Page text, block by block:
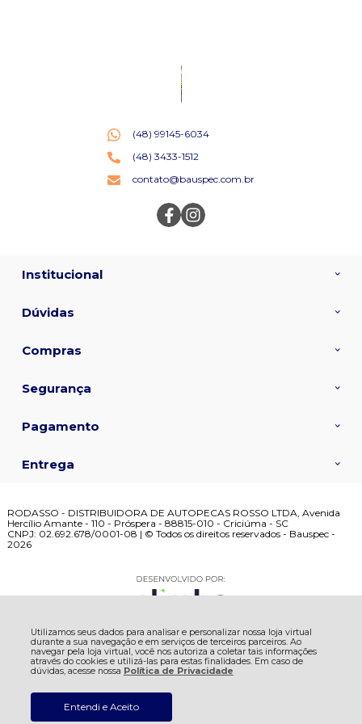
Utilizamos seus dados para analisar e personalizar nossa loja virtual
durante a sua navegação e em serviços de terceiros parceiros. Ao
navegar pela loja virtual, você nos autoriza a coletar tais informações
através do cookies e utilizá-las para estas finalidades. Em caso de
dúvidas, acesse nossa Política de Privacidade
Entendi e Aceito
(48) 99145-6034
(48) 3433-1512
contato@bauspec.com.br
Institucional
Dúvidas
Compras
Segurança
Pagamento
Entrega
RODASSO - DISTRIBUIDORA DE AUTOPECAS ROSSO LTDA, Avenida
Hercílio Amante - 110 - Próspera - 88815-010 - Criciúma - SC
CNPJ: 02.692.678/0001-08 | © Todos os direitos reservados - Bauspec -
2026
R$ 113,87